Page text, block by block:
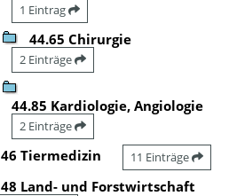
1 Eintrag
44.65 Chirurgie
2 Einträge
44.85 Kardiologie, Angiologie
2 Einträge
46 Tiermedizin 11 Einträge
48 Land- und Forstwirtschaft